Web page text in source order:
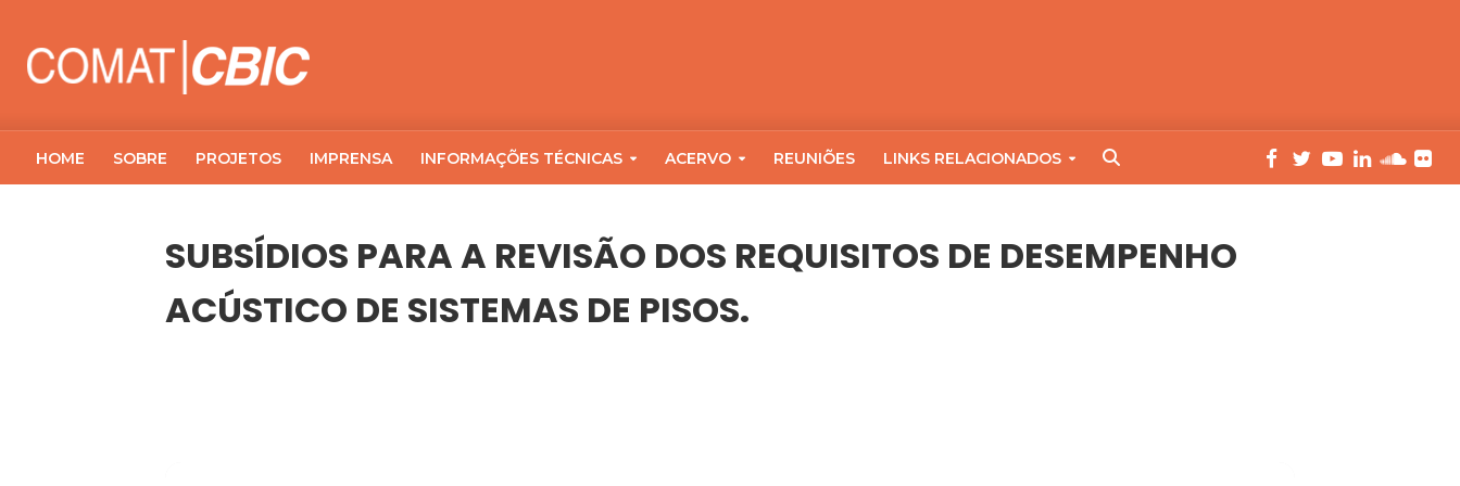
HOME SOBRE PROJETOS IMPRENSA INFORMAÇÕES TÉCNICAS ACERVO REUNIÕES LINKS RELACIONADOS
SUBSÍDIOS PARA A REVISÃO DOS REQUISITOS DE DESEMPENHO
ACÚSTICO DE SISTEMAS DE PISOS.